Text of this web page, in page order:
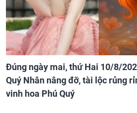
Đúng ngày mai, thứ Hai 10/8/
Quý Nhân nâng đỡ, tài lộc rủng
vinh hoa Phú Quý